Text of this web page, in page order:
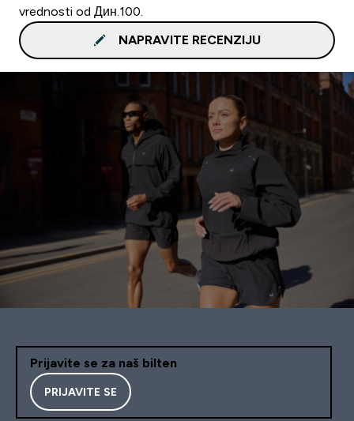
vrednosti od Дин.100.
NAPRAVITE RECENZIJU
Prijavite se za naš bilten
PRIJAVITE SE